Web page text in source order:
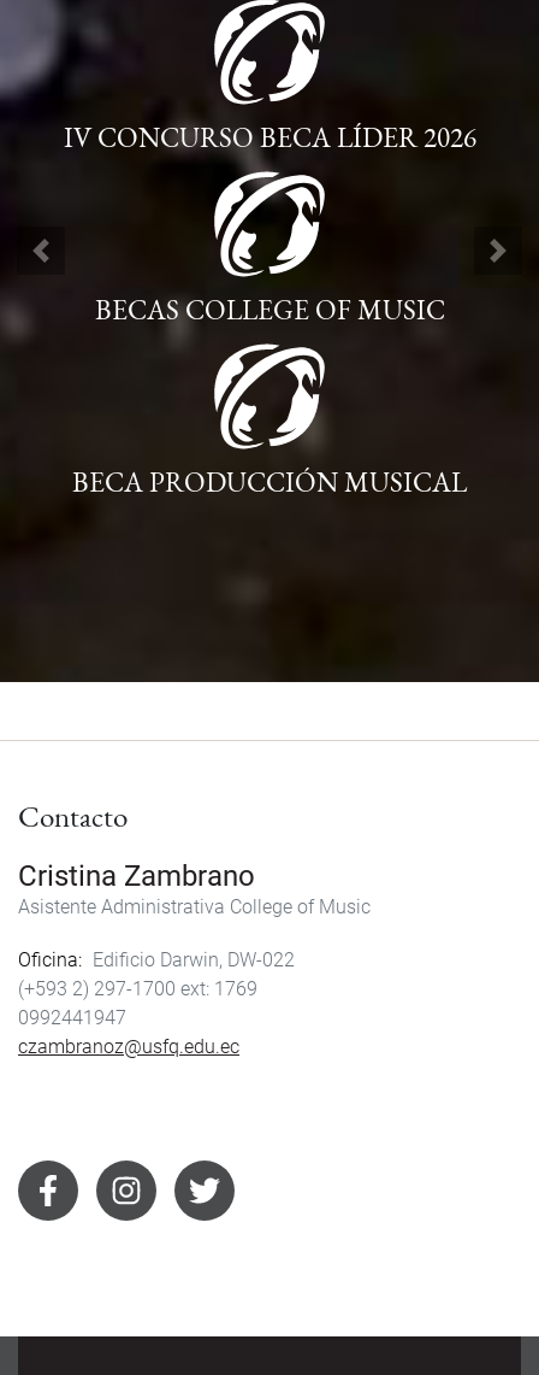
IV CONCURSO BECA LÍDER 2026
BECAS COLLEGE OF MUSIC
BECA PRODUCCIÓN MUSICAL
ANTERIOR
Contacto
Cristina Zambrano
Asistente Administrativa College of Music
Oficina
Edificio Darwin, DW-022
(+593 2) 297-1700
1769
0992441947
czambranoz@usfq.edu.ec